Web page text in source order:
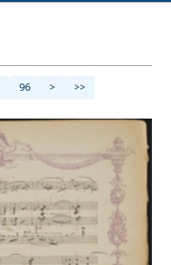
96 > >>